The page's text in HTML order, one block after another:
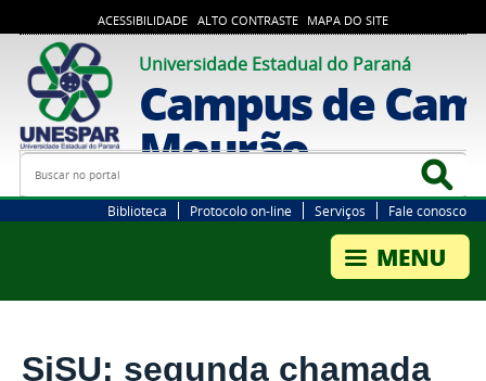
ACESSIBILIDADE ALTO CONTRASTE MAPA DO SITE
Universidade Estadual do Paraná
Campus de
Mourão
Busca
Biblioteca Protocolo on-line Serviços Fale conosco
SiSU: segunda chamada